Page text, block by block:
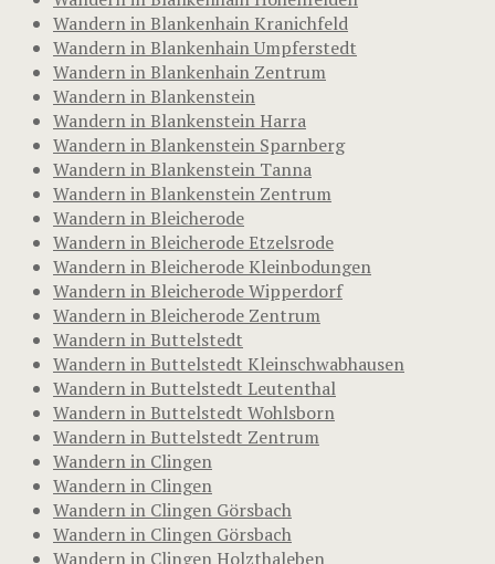
Wandern in Blankenhain Kranichfeld
Wandern in Blankenhain Umpferstedt
Wandern in Blankenhain Zentrum
Wandern in Blankenstein
Wandern in Blankenstein Harra
Wandern in Blankenstein Sparnberg
Wandern in Blankenstein Tanna
Wandern in Blankenstein Zentrum
Wandern in Bleicherode
Wandern in Bleicherode Etzelsrode
Wandern in Bleicherode Kleinbodungen
Wandern in Bleicherode Wipperdorf
Wandern in Bleicherode Zentrum
Wandern in Buttelstedt
Wandern in Buttelstedt Kleinschwabhausen
Wandern in Buttelstedt Leutenthal
Wandern in Buttelstedt Wohlsborn
Wandern in Buttelstedt Zentrum
Wandern in Clingen
Wandern in Clingen
Wandern in Clingen Görsbach
Wandern in Clingen Görsbach
Wandern in Clingen Holzthaleben